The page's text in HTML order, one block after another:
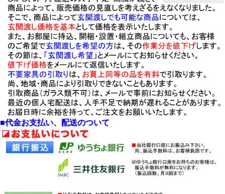
◇「カロル」シ
リーズ
「カロル」ダイ
ニング３点セッ
ト
「カロル」ダイ
ニング５点セッ
ト
「カロル」１２
０伸長テーブル
「カロル」チェ
ア
ジよりご注文下さい。
・MADE IN VIETNAM
【基本仕様】
・木部は、国内環境安全基準F☆☆☆素材
を使用しています。
□８０伸長テーブル：W８０・１００・１
２０×D８０×H７２cm（組立式）
・LBR色：ホワイトオーク突板天板・ラ
バーウッド材脚部、ウレタン塗装
・MBR色：ウォールナット突板天板・ラ
バーウッド材脚部、ウレタン塗装
・天板と脚部：玄関お届後のお客様組立
です。
◆ご注意
・人気商品の為、しばしば在庫切れが発
生
・必ず、事前の在庫の問い合わせをお願
いします
・
送料無料（北海道・沖縄・離島除く）
でお届けします。
・この商品の配送は、基本玄関先渡し配
■代金お支払い、配送のついて